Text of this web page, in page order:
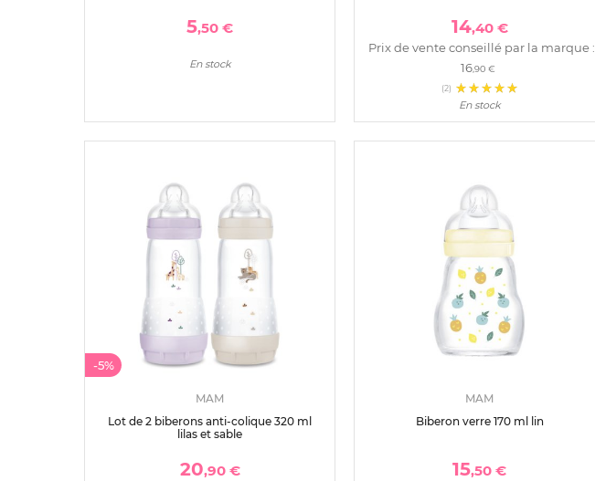
5,50 €
En stock
14,40 €
Prix de vente conseillé par la marque :
16,90 €
(2)
En stock
-5%
MAM
Lot de 2 biberons anti-colique 320 ml
lilas et sable
20,90 €
MAM
Biberon verre 170 ml lin
15,50 €